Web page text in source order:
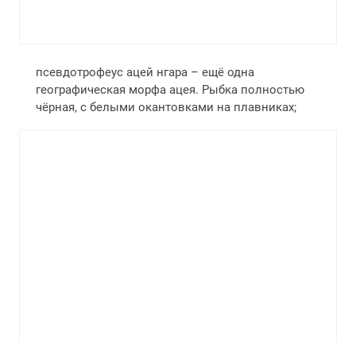
псевдотрофеус ацей нгара – ещё одна
географическая морфа ацея. Рыбка полностью
чёрная, с белыми окантовками на плавниках;